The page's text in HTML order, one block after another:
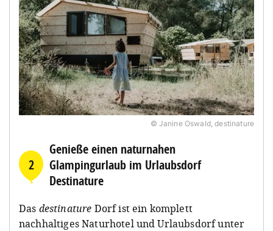
© Janine Oswald, destinature
2
Genieße einen naturnahen
Glampingurlaub im Urlaubsdorf
Destinature
Das destinature Dorf ist ein komplett
nachhaltiges Naturhotel und Urlaubsdorf unter